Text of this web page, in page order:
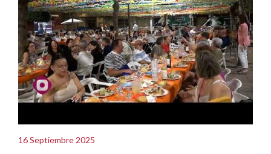
16 Septiembre 2025